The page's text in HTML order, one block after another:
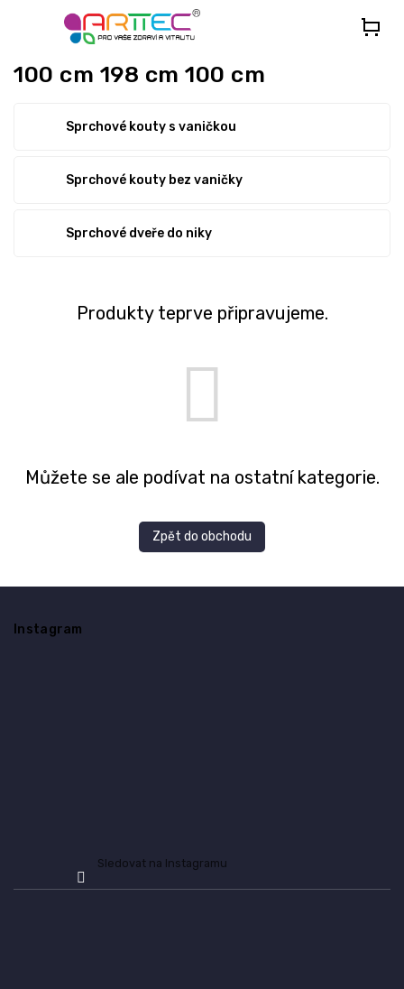
100 cm 198 cm 100 cm
Sprchové kouty s vaničkou
Sprchové kouty bez vaničky
Sprchové dveře do niky
Produkty teprve připravujeme.
Můžete se ale podívat na ostatní kategorie.
Zpět do obchodu
Instagram
Sledovat na Instagramu